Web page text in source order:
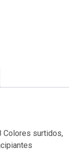
Colores surtidos,